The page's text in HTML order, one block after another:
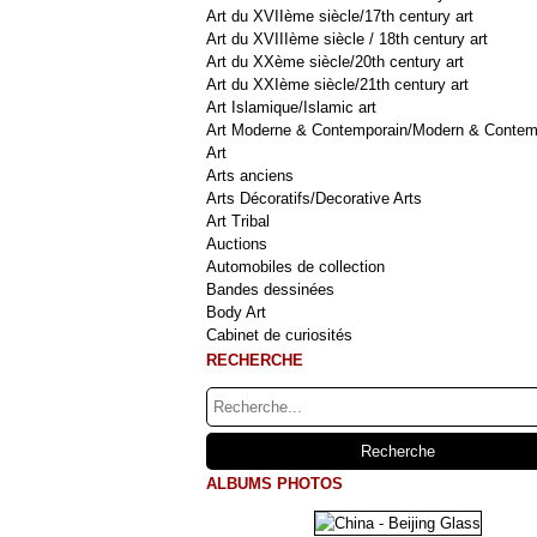
Art du XVIIème siècle/17th century art
Art du XVIIIème siècle / 18th century art
Art du XXème siècle/20th century art
Art du XXIème siècle/21th century art
Art Islamique/Islamic art
Art Moderne & Contemporain/Modern &
Art
Arts anciens
Arts Décoratifs/Decorative Arts
Art Tribal
Auctions
Automobiles de collection
Bandes dessinées
Body Art
Cabinet de curiosités
RECHERCHE
ALBUMS PHOTOS